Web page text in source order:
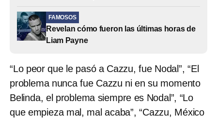
FAMOSOS
Revelan cómo fueron las últimas horas de
Liam Payne
“Lo peor que le pasó a Cazzu, fue Nodal”, “El
problema nunca fue Cazzu ni en su momento
Belinda, el problema siempre es Nodal”, “Lo
que empieza mal, mal acaba”, “Cazzu, México